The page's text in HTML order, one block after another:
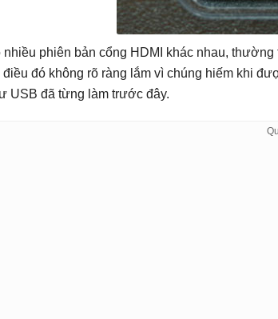
nhiều phiên bản cổng HDMI khác nhau,
điều đó không rõ ràng lắm vì chúng hiếm khi
USB đã từng làm trước đây.